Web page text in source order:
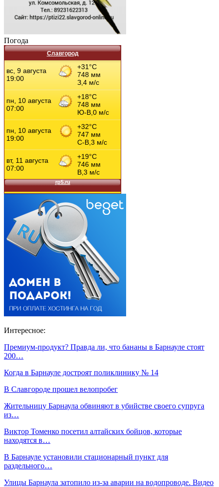
Погода
Славгород
Интересное:
Премиум-продукт? Правда ли, что бананы в Барнауле стоят
200…
Когда в Барнауле достроят поликлинику № 14
В Славгороде прошел велопробег
Жительницу Барнаула обвиняют в убийстве своего супруга
из…
Виктор Томенко посетил алтайских бойцов, которые
находятся в…
В Барнауле установили стационарный пункт для
раздельного…
Улицы Барнаула затопило из-за аварии на водопроводе. Видео